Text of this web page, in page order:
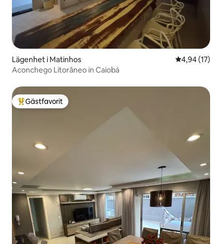
Lägenhet i Matinhos 4,94 av 5 i
4,94 (17)
Aconchego Litorâneo in Caiobá
Populär gästfavorit
Gästfavorit